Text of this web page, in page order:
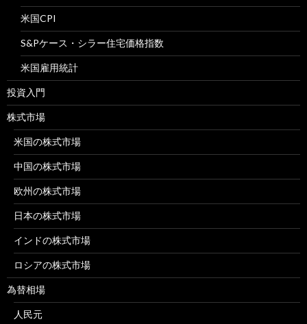
米国CPI
S&Pケース・シラー住宅価格指数
米国雇用統計
投資入門
株式市場
米国の株式市場
中国の株式市場
欧州の株式市場
日本の株式市場
インドの株式市場
ロシアの株式市場
為替相場
人民元